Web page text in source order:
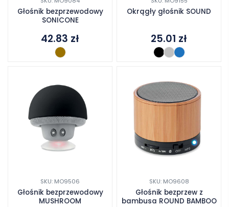
Głośnik bezprzewodowy
SONICONE
42.83 zł
Okrągły głośnik SOUND
25.01 zł
SKU: MO9506
Głośnik bezprzewodowy
MUSHROOM
SKU: MO9608
Głośnik bezprzew z
bambusa ROUND BAMBOO